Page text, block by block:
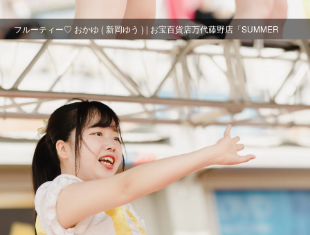
フルーティー♡ おかゆ ( 新岡ゆう ) | お宝百貨店万代藤野店「SUMMER
FESTIVAL 2021」1日目